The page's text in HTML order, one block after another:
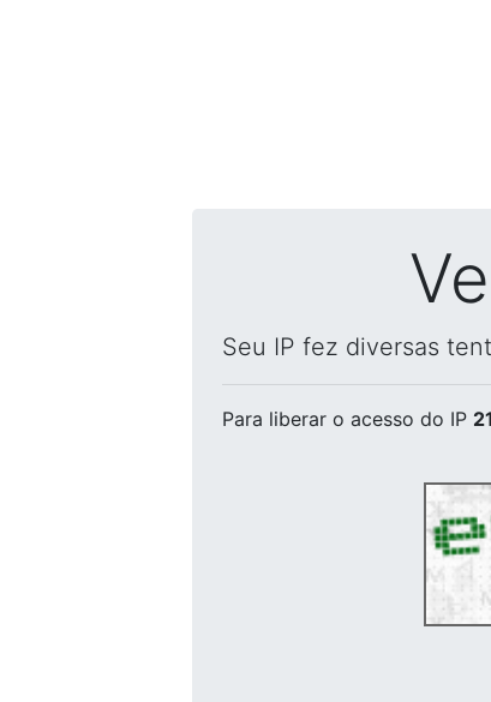
Seu IP fez diversas
Para liberar o acesso do IP